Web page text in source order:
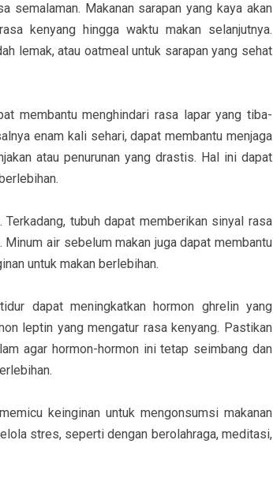
semalaman. Makanan sarapan yang kaya akan
kenyang hingga waktu makan selanjutnya.
lemak, atau oatmeal untuk sarapan yang sehat
membantu menghindari rasa lapar yang tiba-
enam kali sehari, dapat membantu menjaga
atau penurunan yang drastis. Hal ini dapat
tubuh dapat memberikan sinyal rasa
air sebelum makan juga dapat membantu
untuk makan berlebihan.
dapat meningkatkan hormon ghrelin yang
leptin yang mengatur rasa kenyang. Pastikan
agar hormon-hormon ini tetap seimbang dan
keinginan untuk mengonsumsi makanan
stres, seperti dengan berolahraga, meditasi,